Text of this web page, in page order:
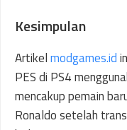
Kesimpulan
Artikelmodgames.id
PES di PS4
mencakup pemain
Ronaldo setelah